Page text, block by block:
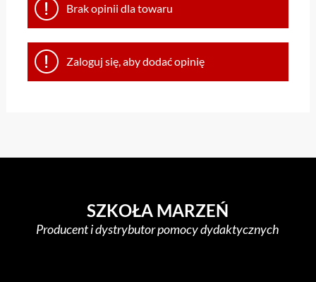
Brak opinii dla towaru
Zaloguj się, aby dodać opinię
SZKOŁA MARZEŃ
Producent i dystrybutor pomocy dydaktycznych